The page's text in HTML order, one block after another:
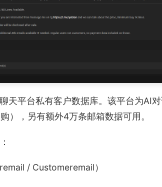
天平台私有客户数据库。该平台为AI
），另有额外4万条邮箱数据可用。
/ Customeremail）